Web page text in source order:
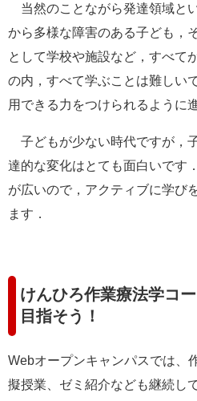
当然のことながら発達領域と
から多様な障害のある子ども，
として学校や施設など，すべて
の内，すべて学ぶことは難しい
用できる力をつけられるように
子どもが少ない時代ですが，
達的な変化はとても面白いです
が広いので，アクティブに学び
ます．
けんひろ作業療法学コ
目指そう！
Webオープンキャンパスでは、
擬授業、ゼミ紹介なども継続し